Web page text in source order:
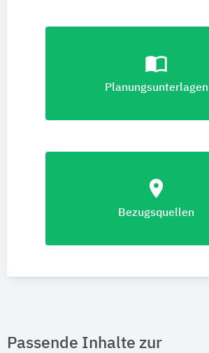
import_contacts
Planungsunterlagen
location_on
Bezugsquellen
Passende Inhalte zur